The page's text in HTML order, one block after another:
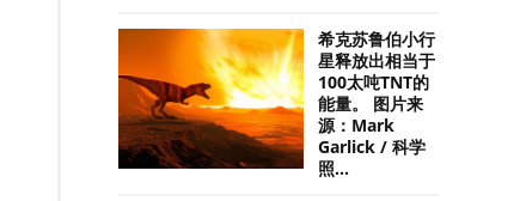
希克苏鲁伯小行
星释放出相当于
100太吨TNT的
能量。 图片来
源：Mark
Garlick / 科学
照...